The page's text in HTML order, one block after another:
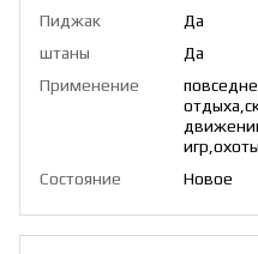
Пиджак
Да
штаны
Да
Применение
Состояние
Новое